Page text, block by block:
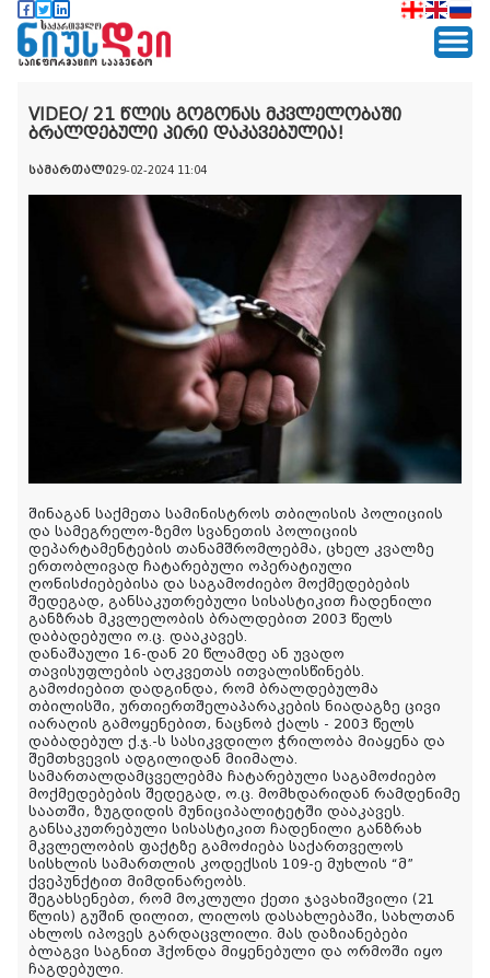
VIDEO/ 21 წლის გოგონას მკვლელობაში
ბრალდებული პირი დაკავებულია!
სამართალი29-02-2024 11:04
შინაგან საქმეთა სამინისტროს თბილისის პოლიციის
და სამეგრელო-ზემო სვანეთის პოლიციის
დეპარტამენტების თანამშრომლებმა, ცხელ კვალზე
ერთობლივად ჩატარებული ოპერატიული
ღონისძიებებისა და საგამოძიებო მოქმედებების
შედეგად, განსაკუთრებული სისასტიკით ჩადენილი
განზრახ მკვლელობის ბრალდებით 2003 წელს
დაბადებული ო.ც. დააკავეს.
დანაშაული 16-დან 20 წლამდე ან უვადო
თავისუფლების აღკვეთას ითვალისწინებს.
გამოძიებით დადგინდა, რომ ბრალდებულმა
თბილისში, ურთიერთშელაპარაკების ნიადაგზე ცივი
იარაღის გამოყენებით, ნაცნობ ქალს - 2003 წელს
დაბადებულ ქ.ჯ.-ს სასიკვდილო ჭრილობა მიაყენა და
შემთხვევის ადგილიდან მიიმალა.
სამართალდამცველებმა ჩატარებული საგამოძიებო
მოქმედებების შედეგად, ო.ც. მომხდარიდან რამდენიმე
საათში, ზუგდიდის მუნიციპალიტეტში დააკავეს.
განსაკუთრებული სისასტიკით ჩადენილი განზრახ
მკვლელობის ფაქტზე გამოძიება საქართველოს
სისხლის სამართლის კოდექსის 109-ე მუხლის “მ”
ქვეპუნქტით მიმდინარეობს.
შეგახსენებთ, რომ მოკლული ქეთი ჯავახიშვილი (21
წლის) გუშინ დილით, ლილოს დასახლებაში, სახლთან
ახლოს იპოვეს გარდაცვლილი. მას დაზიანებები
ბლაგვი საგნით ჰქონდა მიყენებული და ორმოში იყო
ჩაგდებული.